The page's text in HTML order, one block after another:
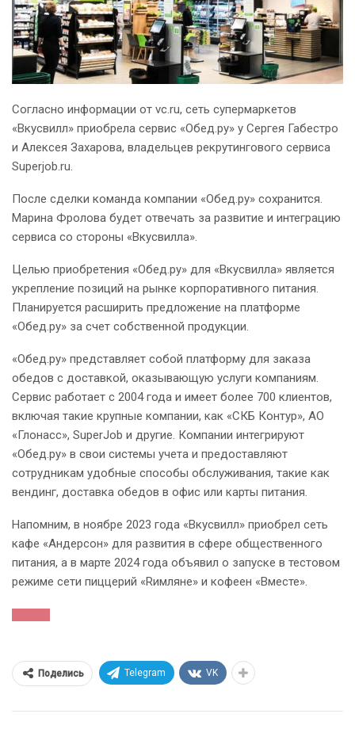
Согласно информации от vc.ru, сеть супермаркетов
«Вкусвилл» приобрела сервис «Обед.ру» у Сергея Габестро
и Алексея Захарова, владельцев рекрутингового сервиса
Superjob.ru.
После сделки команда компании «Обед.ру» сохранится.
Марина Фролова будет отвечать за развитие и интеграцию
сервиса со стороны «Вкусвилла».
Целью приобретения «Обед.ру» для «Вкусвилла» является
укрепление позиций на рынке корпоративного питания.
Планируется расширить предложение на платформе
«Обед.ру» за счет собственной продукции.
«Обед.ру» представляет собой платформу для заказа
обедов с доставкой, оказывающую услуги компаниям.
Сервис работает с 2004 года и имеет более 700 клиентов,
включая такие крупные компании, как «СКБ Контур», АО
«Глонасс», SuperJob и другие. Компании интегрируют
«Обед.ру» в свои системы учета и предоставляют
сотрудникам удобные способы обслуживания, такие как
вендинг, доставка обедов в офис или карты питания.
Напомним, в ноябре 2023 года «Вкусвилл» приобрел сеть
кафе «Андерсон» для развития в сфере общественного
питания, а в марте 2024 года объявил о запуске в тестовом
режиме сети пиццерий «Rимляне» и кофеен «Вместе».
Поделись Telegram VK